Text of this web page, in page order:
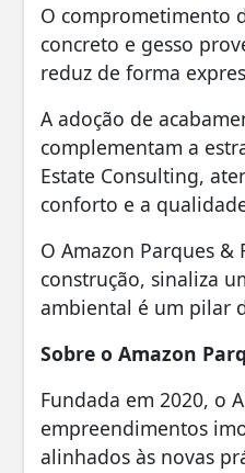
O comprometimento
concreto e gesso
reduz de forma
A adoção de
complementam a
Estate Consulting,
conforto e a
O Amazon Parques
construção, sinaliza
ambiental é um pilar
Sobre o Amazon
Fundada em 2020, o
empreendimentos
alinhados às novas